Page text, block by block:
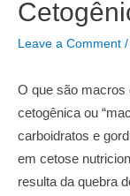
Para
Emagrecer
Leave a Comment /
O que são macros
cetogênica ou
carboidratos e
em cetose
resulta da quebra